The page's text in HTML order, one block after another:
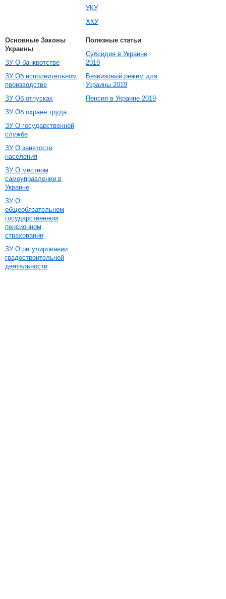
УКУ
ХКУ
Основные Законы
Украины
ЗУ О банкротстве
ЗУ Об исполнительном
производстве
ЗУ Об отпусках
ЗУ Об охране труда
ЗУ О государственной
службе
ЗУ О занятости
населения
ЗУ О местном
самоуправлении в
Украине
ЗУ О
общеобязательном
государственном
пенсионном
страховании
ЗУ О регулировании
градостроительной
деятельности
Полезные статьи
Субсидия в Украине
2019
Безвизовый режим для
Украины 2019
Пенсия в Украине 2019